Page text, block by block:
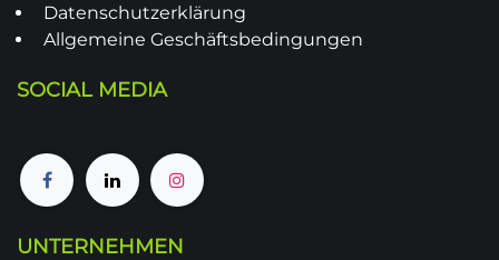
Datenschutzerklärung
Allgemeine Geschäftsbedingungen
SOCIAL MEDIA
UNTERNEHMEN